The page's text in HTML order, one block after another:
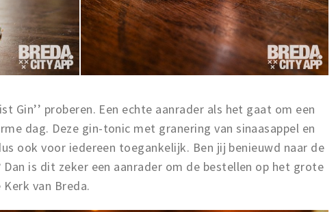
Gin’’ proberen. Een echte aanrader als het gaat om een
dag. Deze gin-tonic met granering van sinaasappel en
ook voor iedereen toegankelijk. Ben jij benieuwd naar de
is dit zeker een aanrader om de bestellen op het grote
van Breda.